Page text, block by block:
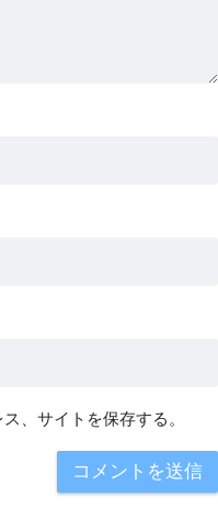
、サイトを保存する。